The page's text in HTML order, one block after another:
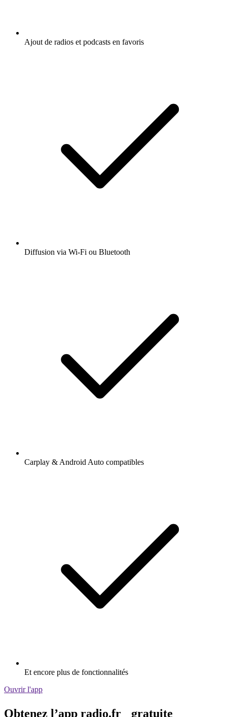
Ajout de radios et podcasts en favoris
Diffusion via Wi-Fi ou Bluetooth
Carplay & Android Auto compatibles
Et encore plus de fonctionnalités
Ouvrir l'app
Obtenez l’app radio.fr gratuite